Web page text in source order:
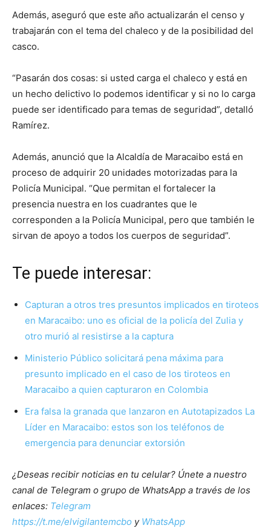
Además, aseguró que este año actualizarán el censo y
trabajarán con el tema del chaleco y de la posibilidad del
casco.
“Pasarán dos cosas: si usted carga el chaleco y está en
un hecho delictivo lo podemos identificar y si no lo carga
puede ser identificado para temas de seguridad”, detalló
Ramírez.
Además, anunció que la Alcaldía de Maracaibo está en
proceso de adquirir 20 unidades motorizadas para la
Policía Municipal. “Que permitan el fortalecer la
presencia nuestra en los cuadrantes que le
corresponden a la Policía Municipal, pero que también le
sirvan de apoyo a todos los cuerpos de seguridad”.
Te puede interesar:
Capturan a otros tres presuntos implicados en tiroteos
en Maracaibo: uno es oficial de la policía del Zulia y
otro murió al resistirse a la captura
Ministerio Público solicitará pena máxima para
presunto implicado en el caso de los tiroteos en
Maracaibo a quien capturaron en Colombia
Era falsa la granada que lanzaron en Autotapizados La
Líder en Maracaibo: estos son los teléfonos de
emergencia para denunciar extorsión
¿Deseas recibir noticias en tu celular? Únete a nuestro
canal de Telegram o grupo de WhatsApp a través de los
enlaces: Telegram
https://t.me/elvigilantemcbo y WhatsApp